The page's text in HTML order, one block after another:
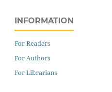
INFORMATION
For Readers
For Authors
For Librarians